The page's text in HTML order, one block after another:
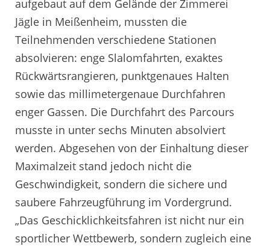
aufgebaut auf dem Gelände der Zimmerei
Jägle in Meißenheim, mussten die
Teilnehmenden verschiedene Stationen
absolvieren: enge Slalomfahrten, exaktes
Rückwärtsrangieren, punktgenaues Halten
sowie das millimetergenaue Durchfahren
enger Gassen. Die Durchfahrt des Parcours
musste in unter sechs Minuten absolviert
werden. Abgesehen von der Einhaltung dieser
Maximalzeit stand jedoch nicht die
Geschwindigkeit, sondern die sichere und
saubere Fahrzeugführung im Vordergrund.
„Das Geschicklichkeitsfahren ist nicht nur ein
sportlicher Wettbewerb, sondern zugleich eine